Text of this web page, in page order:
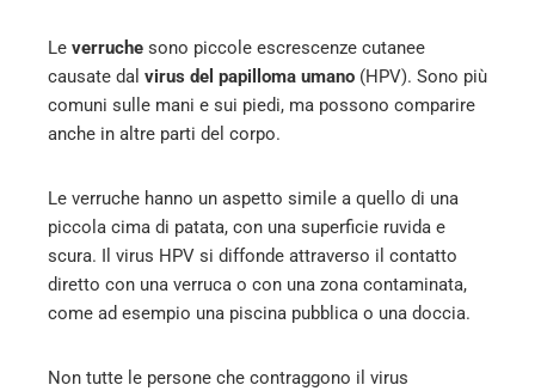
Le verruche sono piccole escrescenze cutanee
causate dal virus del papilloma umano (HPV). Sono più
comuni sulle mani e sui piedi, ma possono comparire
anche in altre parti del corpo.
Le verruche hanno un aspetto simile a quello di una
piccola cima di patata, con una superficie ruvida e
scura. Il virus HPV si diffonde attraverso il contatto
diretto con una verruca o con una zona contaminata,
come ad esempio una piscina pubblica o una doccia.
Non tutte le persone che contraggono il virus